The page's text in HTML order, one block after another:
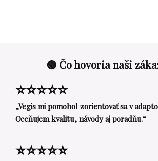
🟢 Čo hovoria naši
⭐⭐⭐⭐⭐
„Vegis mi pomohol zorientovať sa v
Oceňujem kvalitu, návody aj poradňu.“
⭐⭐⭐⭐⭐